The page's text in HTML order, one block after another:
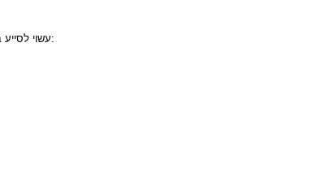
עשוי לסייע בתהליך זה על ידי אספקת רכיבים המסייעים: